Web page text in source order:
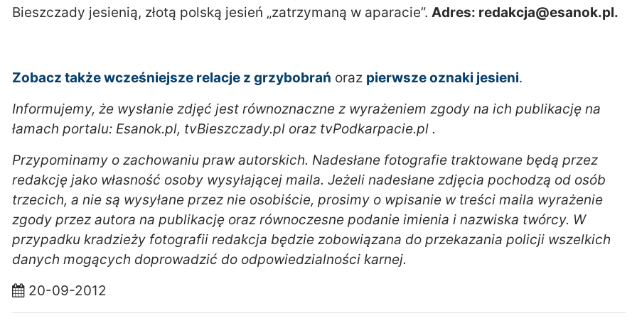
Bieszczady jesienią, złotą polską jesień „zatrzymaną w aparacie”. Adres: redakcja@esanok.pl.
Zobacz także wcześniejsze relacje z grzybobrań oraz pierwsze oznaki jesieni.
Informujemy, że wysłanie zdjęć jest równoznaczne z wyrażeniem zgody na ich publikację na
łamach portalu: Esanok.pl, tvBieszczady.pl oraz tvPodkarpacie.pl .
Przypominamy o zachowaniu praw autorskich. Nadesłane fotografie traktowane będą przez
redakcję jako własność osoby wysyłającej maila. Jeżeli nadesłane zdjęcia pochodzą od osób
trzecich, a nie są wysyłane przez nie osobiście, prosimy o wpisanie w treści maila wyrażenie
zgody przez autora na publikację oraz równoczesne podanie imienia i nazwiska twórcy. W
przypadku kradzieży fotografii redakcja będzie zobowiązana do przekazania policji wszelkich
danych mogących doprowadzić do odpowiedzialności karnej.
20-09-2012